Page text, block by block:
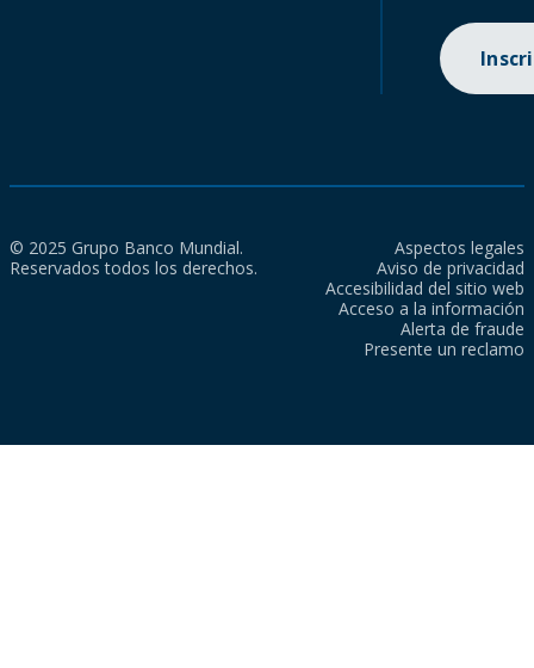
© 2025 Grupo Banco Mundial.
Reservados todos los derechos.
Aspectos legales
Aviso de privacidad
Accesibilidad del sitio web
Acceso a la información
Alerta de fraude
Presente un reclamo